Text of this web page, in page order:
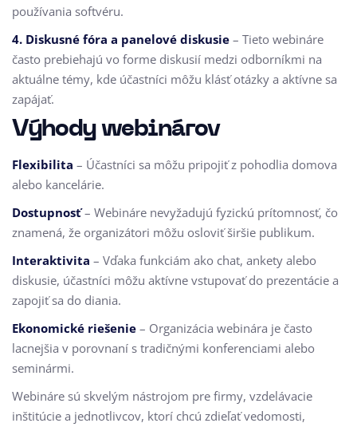
používania softvéru.
4. Diskusné fóra a panelové diskusie – Tieto webináre
často prebiehajú vo forme diskusií medzi odborníkmi na
aktuálne témy, kde účastníci môžu klásť otázky a aktívne sa
zapájať.
Výhody webinárov
Flexibilita – Účastníci sa môžu pripojiť z pohodlia domova
alebo kancelárie.
Dostupnosť– Webináre nevyžadujú fyzickú prítomnosť, čo
znamená, že organizátori môžu osloviť širšie publikum.
Interaktivita – Vďaka funkciám ako chat, ankety alebo
diskusie, účastníci môžu aktívne vstupovať do prezentácie a
zapojiť sa do diania.
Ekonomické riešenie – Organizácia webinára je často
lacnejšia v porovnaní s tradičnými konferenciami alebo
seminármi.
Webináre sú skvelým nástrojom pre firmy, vzdelávacie
inštitúcie a jednotlivcov, ktorí chcú zdieľať vedomosti,